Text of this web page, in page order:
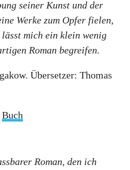
seiner Kunst und der
Werke zum Opfer fielen,
mich ein klein wenig
Roman begreifen.
Übersetzer: Thomas
Buch
Roman, den ich